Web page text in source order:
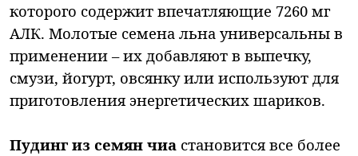
которого содержит впечатляющие 7260 мг
АЛК. Молотые семена льна универсальны в
применении – их добавляют в выпечку,
смузи, йогурт, овсянку или используют для
приготовления энергетических шариков.
Пудинг из семян чиа становится все более